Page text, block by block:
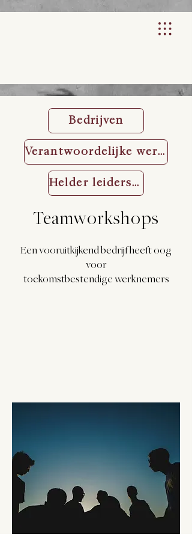
Bedrijven
Verantwoordelijke werknemers
Helder leiderschap
Teamworkshops
Een vooruitkijkend bedrijf heeft oog
voor
toekomstbestendige werknemers